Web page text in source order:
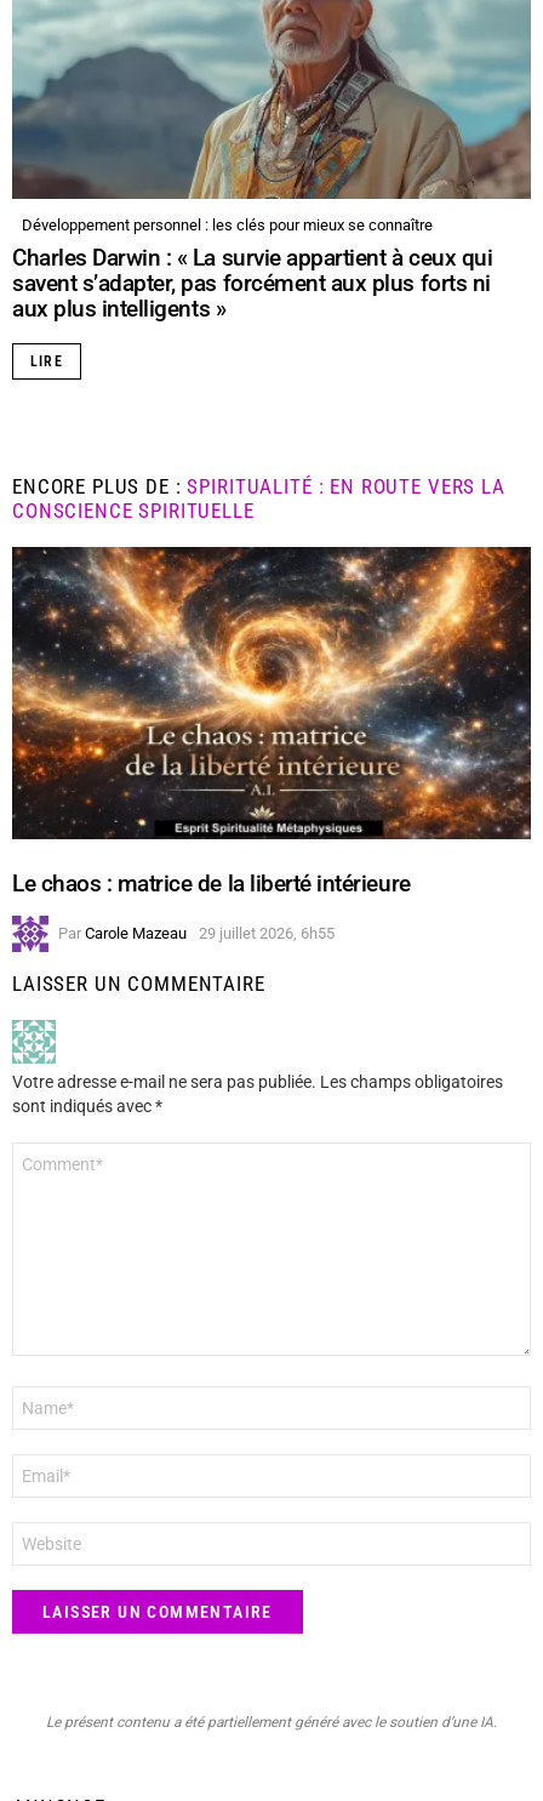
Développement personnel : les clés pour mieux se connaître
Charles Darwin : « La survie appartient à ceux qui
savent s’adapter, pas forcément aux plus forts ni
aux plus intelligents »
LIRE
ENCORE PLUS DE :SPIRITUALITÉ : EN ROUTE VERS LA
CONSCIENCE SPIRITUELLE
Le chaos : matrice de la liberté intérieure
Par Carole Mazeau 29 juillet 2026, 6h55
LAISSER UN COMMENTAIRE
Votre adresse e-mail ne sera pas publiée. Les champs obligatoires
sont indiqués avec*
mail
*
web
Le présent contenu a été partiellement généré avec le soutien d’une IA.